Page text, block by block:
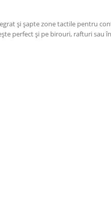
și șapte zone tactile pentru
perfect și pe birouri, rafturi sau